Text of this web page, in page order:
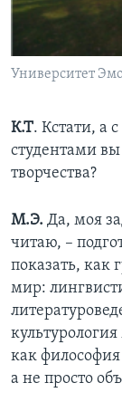
Университет
К.Т. Кстати, а
студентами вы
творчества?
М.Э. Да, моя
читаю, –
показать, как
мир:
как
а не просто